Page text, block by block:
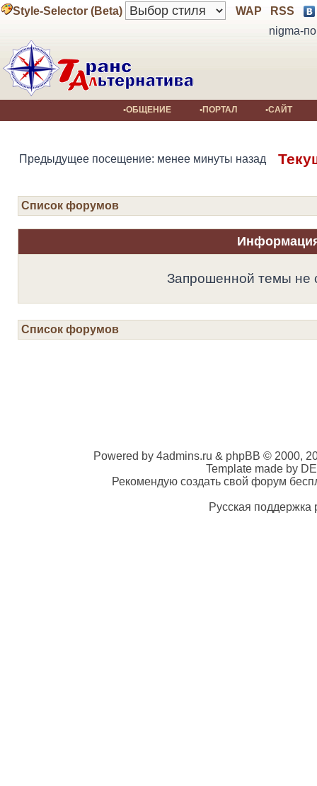
Style-Selector (Beta) WAP
RSS
nigma-
•ОБЩЕНИЕ •ПОРТАЛ •САЙТ
Предыдущее посещение: менее минуты назад
Список форумов
Запрошенной темы не
Список форумов
Powered by 4admins.ru & phpBB © 2000,
Template made by
Рекомендую создать свой форум
Русская поддержка